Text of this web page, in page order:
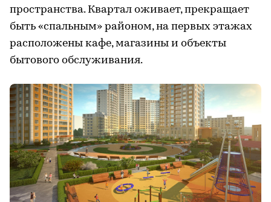
пространства. Квартал оживает, прекращает
быть «спальным» районом, на первых этажах
расположены кафе, магазины и объекты
бытового обслуживания.